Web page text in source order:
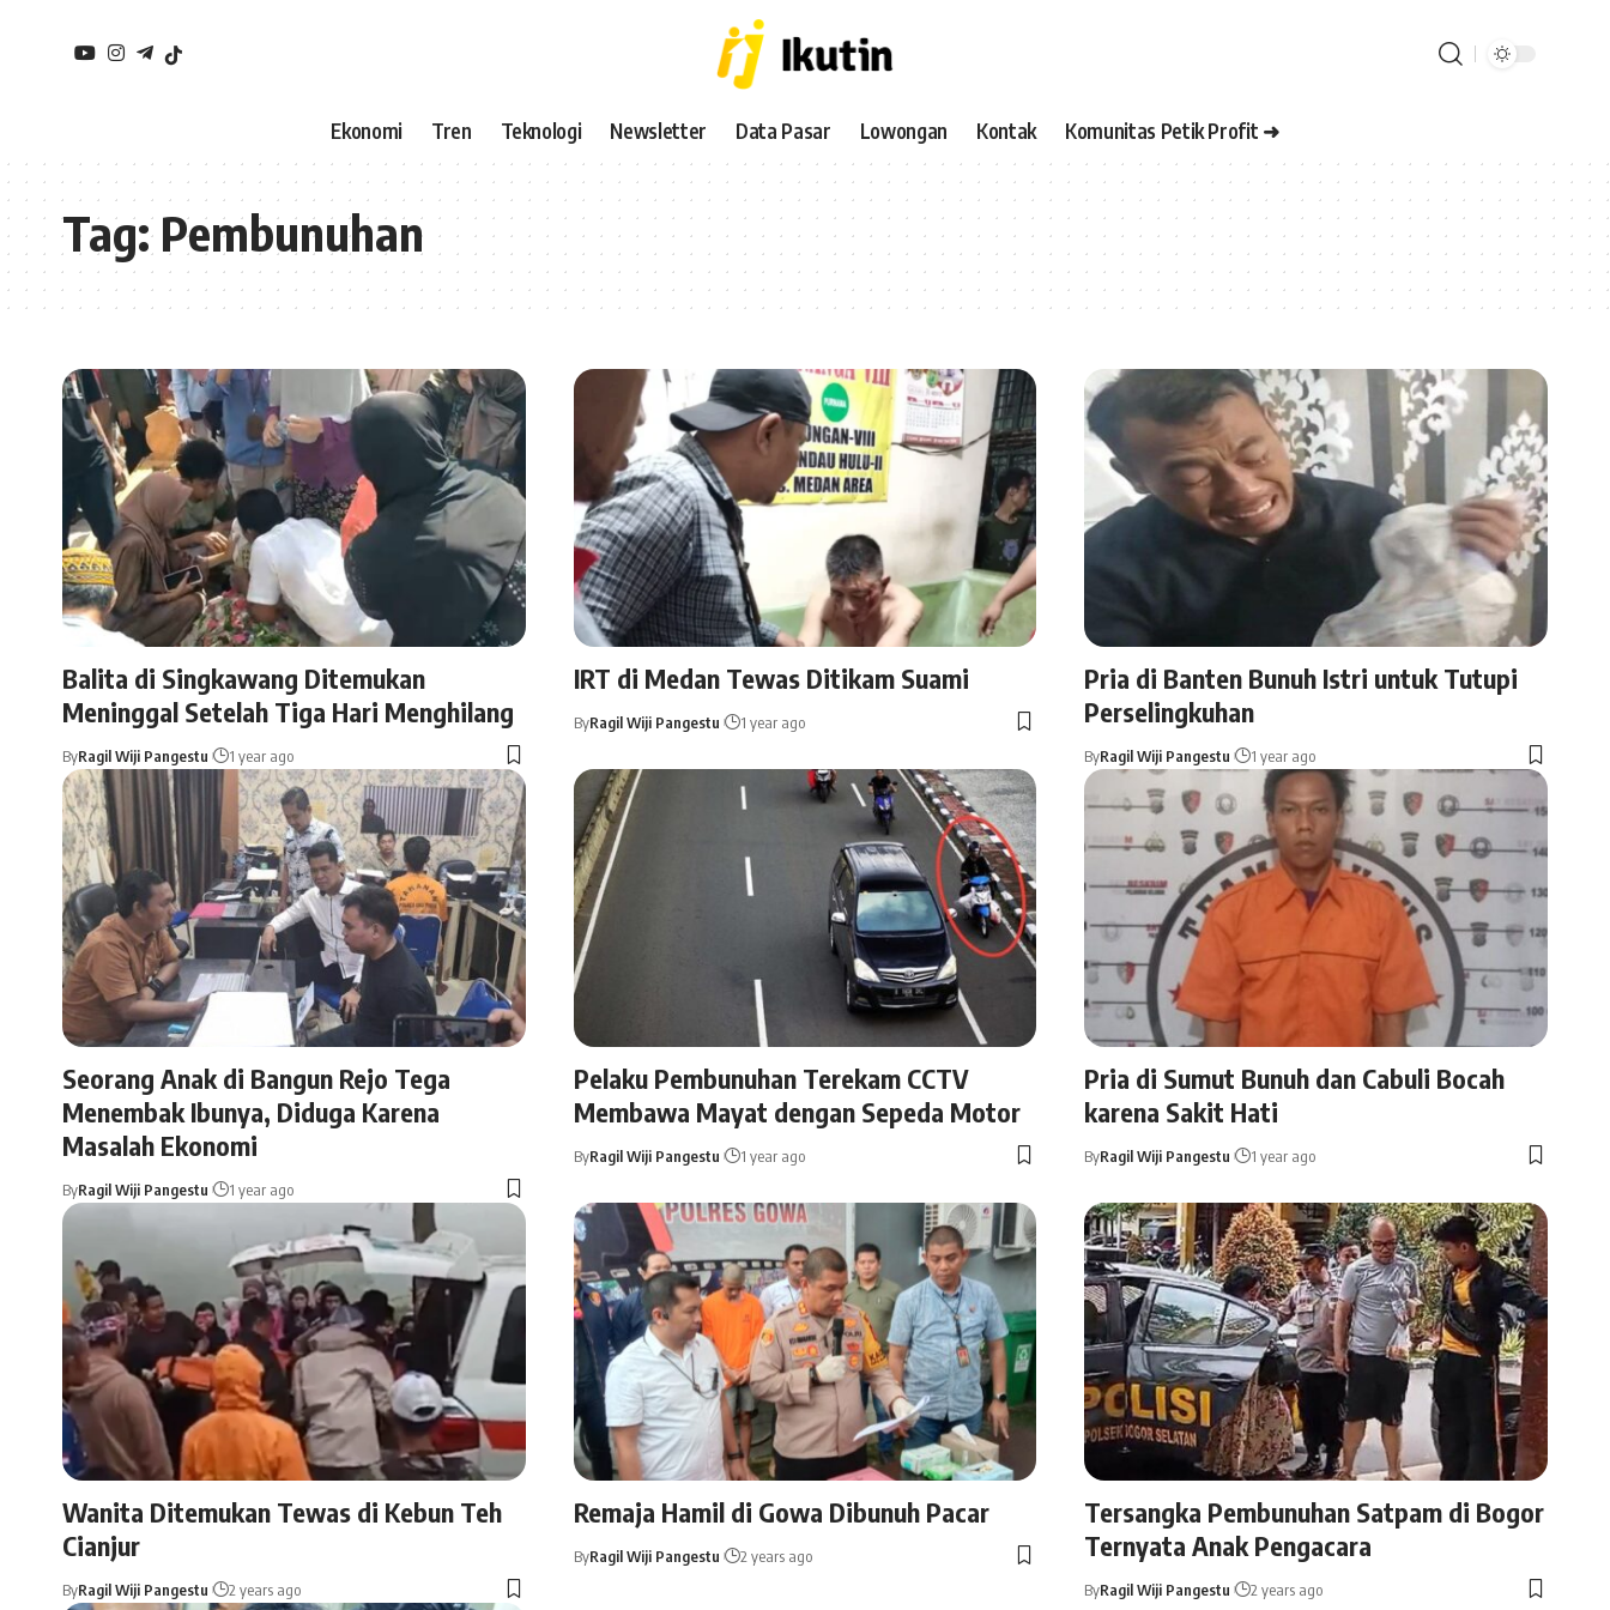
Ekonomi Tren Teknologi Newsletter Data Pasar Lowongan Kontak Komunitas Petik Profit ➜
Tag:Pembunuhan
Balita di Singkawang Ditemukan
Meninggal Setelah Tiga Hari Menghilang
ByRagil Wiji Pangestu 1 year ago
IRT di Medan Tewas Ditikam Suami
ByRagil Wiji Pangestu 1 year ago
Pria di Banten Bunuh Istri untuk Tutupi
Perselingkuhan
ByRagil Wiji Pangestu 1 year ago
Seorang Anak di Bangun Rejo Tega
Menembak Ibunya, Diduga Karena
Masalah Ekonomi
ByRagil Wiji Pangestu 1 year ago
Pelaku Pembunuhan Terekam CCTV
Membawa Mayat dengan Sepeda Motor
ByRagil Wiji Pangestu 1 year ago
Pria di Sumut Bunuh dan Cabuli Bocah
karena Sakit Hati
ByRagil Wiji Pangestu 1 year ago
Wanita Ditemukan Tewas di Kebun Teh
Cianjur
ByRagil Wiji Pangestu 2 years ago
Remaja Hamil di Gowa Dibunuh Pacar
ByRagil Wiji Pangestu 2 years ago
Tersangka Pembunuhan Satpam di Bogor
Ternyata Anak Pengacara
ByRagil Wiji Pangestu 2 years ago